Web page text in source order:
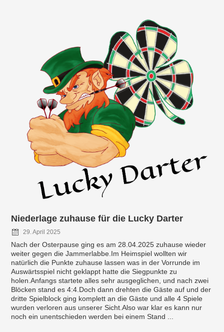
Niederlage zuhause für die Lucky Darter
29. April 2025
Nach der Osterpause ging es am 28.04.2025 zuhause wieder
weiter gegen die Jammerlabbe.Im Heimspiel wollten wir
natürlich die Punkte zuhause lassen was in der Vorrunde im
Auswärtsspiel nicht geklappt hatte die Siegpunkte zu
holen.Anfangs startete alles sehr ausgeglichen, und nach zwei
Blöcken stand es 4:4.Doch dann drehten die Gäste auf und der
dritte Spielblock ging komplett an die Gäste und alle 4 Spiele
wurden verloren aus unserer Sicht.Also war klar es kann nur
noch ein unentschieden werden bei einem Stand ...